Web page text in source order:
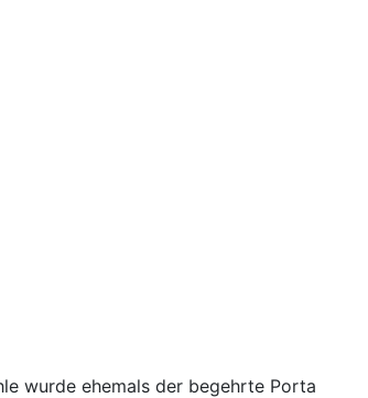
wurde ehemals der begehrte Porta